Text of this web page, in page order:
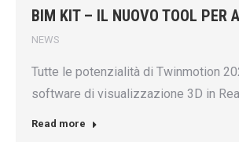
BIM KIT – IL NUOVO TOOL PER
NEWS
Tutte le potenzialità di Twinmotion
software di visualizzazione 3D in
Read more